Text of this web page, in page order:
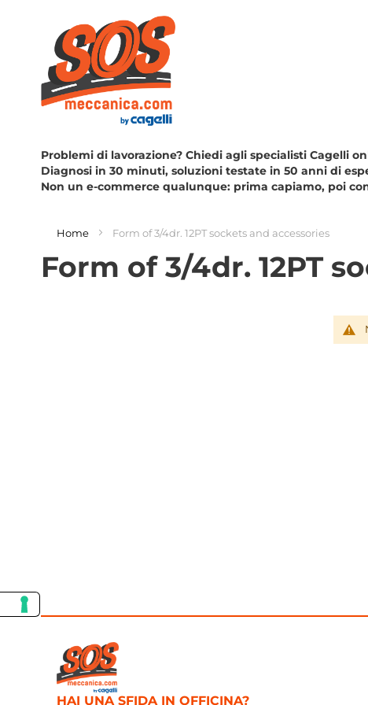
Problemi di lavorazione? Chiedi agli specialisti Cagelli
Diagnosi in 30 minuti, soluzioni testate in 50 anni di
Non un e-commerce qualunque: prima capiamo, poi
Home Form of 3/4dr. 12PT sockets and accessories
Form of 3/4dr. 12PT
HAI UNA SFIDA IN OFFICINA?